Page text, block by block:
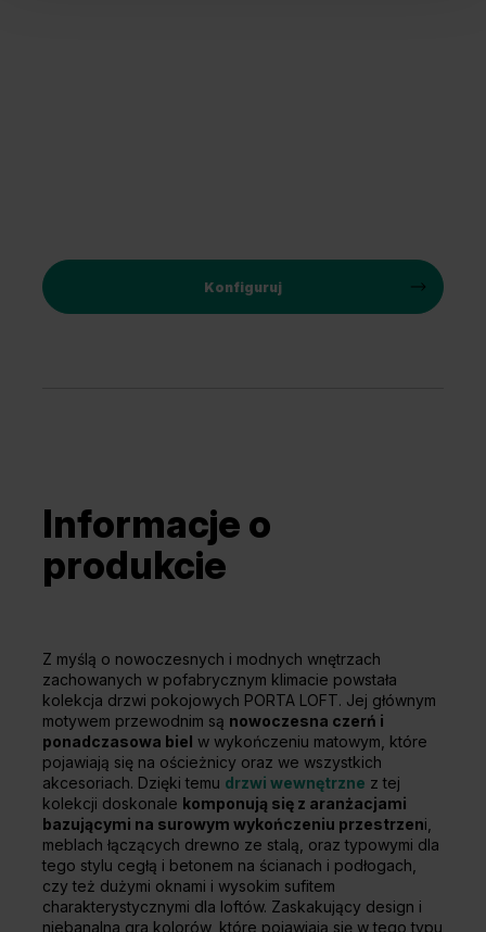
Konfiguruj
Informacje o
produkcie
Z myślą o nowoczesnych i modnych wnętrzach
zachowanych w pofabrycznym klimacie powstała
kolekcja drzwi pokojowych PORTA LOFT. Jej głównym
motywem przewodnim są nowoczesna czerń i
ponadczasowa biel w wykończeniu matowym, które
pojawiają się na ościeżnicy oraz we wszystkich
akcesoriach. Dzięki temu drzwi wewnętrzne z tej
kolekcji doskonale komponują się z aranżacjami
bazującymi na surowym wykończeniu przestrzeni,
meblach łączących drewno ze stalą, oraz typowymi dla
tego stylu cegłą i betonem na ścianach i podłogach,
czy też dużymi oknami i wysokim sufitem
charakterystycznymi dla loftów. Zaskakujący design i
niebanalna gra kolorów, które pojawiają się w tego typu